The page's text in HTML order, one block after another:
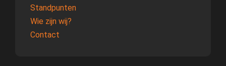
Standpunten
Wie zijn wij?
Contact